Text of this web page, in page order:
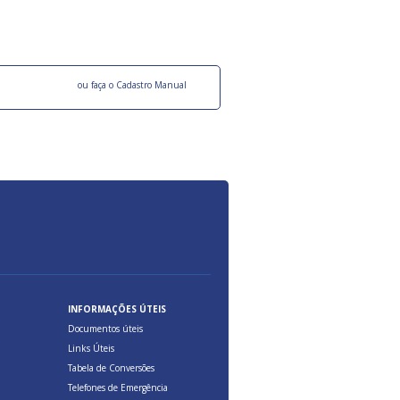
ou faça o Cadastro Manual
INFORMAÇÕES ÚTEIS
Documentos úteis
Links Úteis
Tabela de Conversões
Telefones de Emergência